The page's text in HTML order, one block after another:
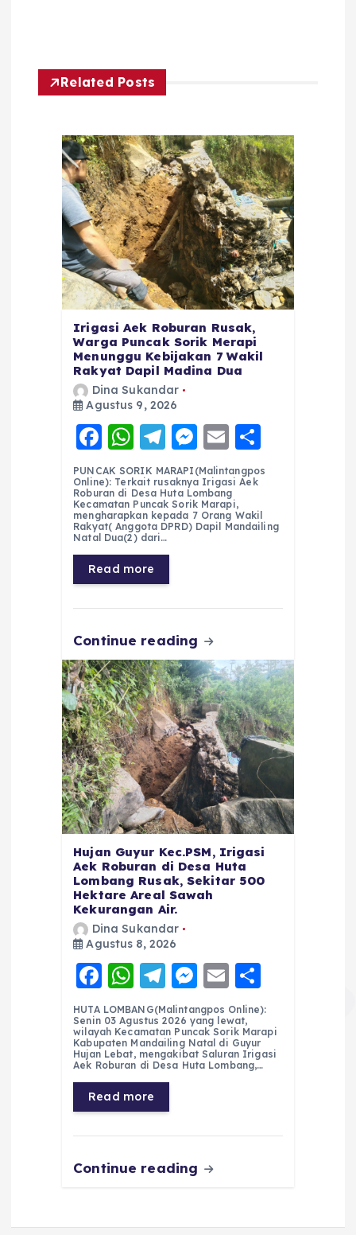
Related Posts
Irigasi Aek Roburan Rusak,
Warga Puncak Sorik Merapi
Menunggu Kebijakan 7 Wakil
Rakyat Dapil Madina Dua
Dina Sukandar
Agustus 9, 2026
F
a
c
e
b
o
o
k
W
h
a
ts
A
p
p
T
el
e
g
r
a
m
M
e
ss
e
n
E
m
ai
l
h
re
PUNCAK SORIK MARAPI(Malintangpos
Online): Terkait rusaknya Irigasi Aek
Roburan di Desa Huta Lombang
Kecamatan Puncak Sorik Marapi,
mengharapkan kepada 7 Orang Wakil
Rakyat( Anggota DPRD) Dapil Mandailing
Natal Dua(2) dari…
Read more
Continue reading
Hujan Guyur Kec.PSM, Irigasi
Aek Roburan di Desa Huta
Lombang Rusak, Sekitar 500
Hektare Areal Sawah
Kekurangan Air.
Dina Sukandar
Agustus 8, 2026
F
a
c
e
b
o
o
W
h
a
ts
A
p
p
T
el
e
g
r
m
M
e
ss
e
n
er
E
m
ai
l
h
a
re
HUTA LOMBANG(Malintangpos Online):
Senin 03 Agustus 2026 yang lewat,
wilayah Kecamatan Puncak Sorik Marapi
Kabupaten Mandailing Natal di Guyur
Hujan Lebat, mengakibat Saluran Irigasi
Aek Roburan di Desa Huta Lombang,…
Read more
Continue reading